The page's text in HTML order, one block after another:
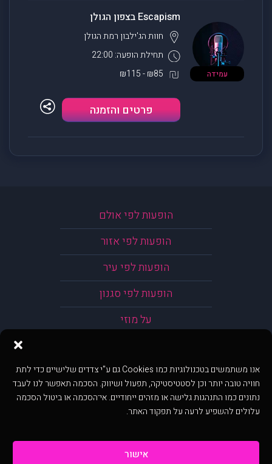
אנו משתמשים בטכנולוגיות כמו Cookies גם ע"י צדדים שלישיים כדי לתת
חוויה טובה יותר וכן לסטטיסטיקה, תפעול ושיווק. הסכמה תאפשר לנו לעבד
נתונים כמו התנהגות גלישה או מזהים ייחודיים. אי־הסכמה או ביטול הסכמה
עלולים להשפיע לרעה על תפקוד האתר.
אישור
עמידה
Escapism בצפון הגולן
תחילת הופעה: 22:00
חוות הג'ילבון רמת הגולן
₪85 - ₪115
פרטים והזמנה
הופעות לפי אולם
הופעות לפי אזור
הופעות לפי עיר
הופעות לפי סגנון
על מוזי